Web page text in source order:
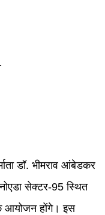
डॉ. भीमराव आंबेडकर
सेक्टर-95 स्थित
आयोजन होंगे। इस